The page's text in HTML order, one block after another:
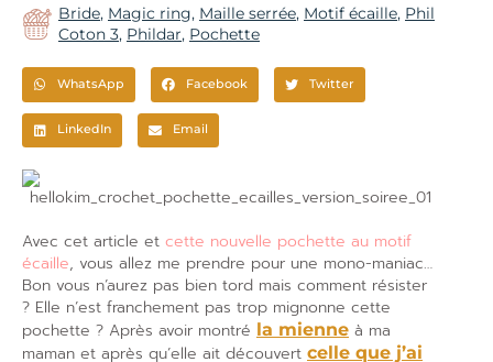
Bride, Magic ring, Maille serrée, Motif écaille, Phil
Coton 3, Phildar, Pochette
WhatsApp Facebook Twitter
LinkedIn Email
Avec cet article et cette nouvelle pochette au motif
écaille, vous allez me prendre pour une mono-maniac…
Bon vous n’aurez pas bien tord mais comment résister
? Elle n’est franchement pas trop mignonne cette
pochette ? Après avoir montré la mienne à ma
maman et après qu’elle ait découvert celle que j’ai